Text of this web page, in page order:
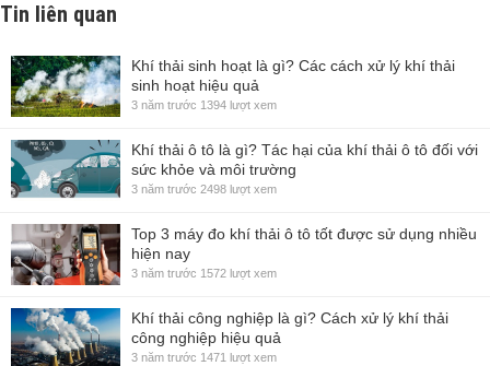
Tin liên quan
Khí thải sinh hoạt là gì? Các cách xử lý khí thải
sinh hoạt hiệu quả
3 năm trước 1394 lượt xem
Khí thải ô tô là gì? Tác hại của khí thải ô tô đối với
sức khỏe và môi trường
3 năm trước 2498 lượt xem
Top 3 máy đo khí thải ô tô tốt được sử dụng nhiều
hiện nay
3 năm trước 1572 lượt xem
Khí thải công nghiệp là gì? Cách xử lý khí thải
công nghiệp hiệu quả
3 năm trước 1471 lượt xem